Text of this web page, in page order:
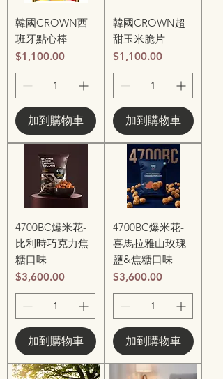
韓國CROWN西
班牙點心棒
價格
$1,100.00
加到購物車
韓國CROWN超
甜玉米脆片
價格
$1,100.00
加到購物車
4700BC爆米花-
比利時巧克力焦
糖口味
價格
$3,600.00
加到購物車
4700BC爆米花-
喜馬拉雅山玫瑰
鹽&焦糖口味
價格
$3,600.00
加到購物車